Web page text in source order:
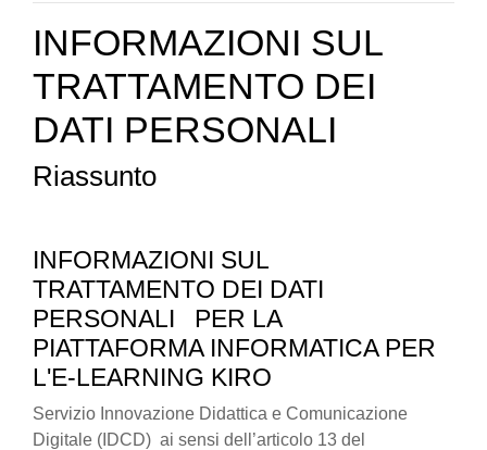
INFORMAZIONI SUL
TRATTAMENTO DEI
DATI PERSONALI
Riassunto
INFORMAZIONI SUL
TRATTAMENTO DEI DATI
PERSONALI
PER LA
PIATTAFORMA INFORMATICA PER
L'E-LEARNING KIRO
Servizio Innovazione Didattica e Comunicazione
Digitale (IDCD) ai sensi dell’articolo 13 del